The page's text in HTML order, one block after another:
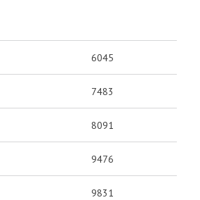
6045
7483
8091
9476
9831